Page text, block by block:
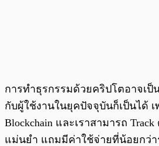
การทำธุรกรรมด้วยคริปโตอาจเป็
กับผู้ใช้งานในยุคปัจจุบันก็เป็นได้
Blockchain และเราสามารถ
แม่นยำ แถมมีค่าใช้จ่ายที่น้อยกว่